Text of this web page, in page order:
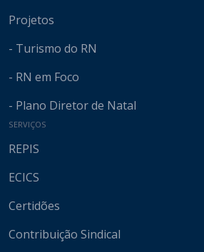
Projetos
- Turismo do RN
- RN em Foco
- Plano Diretor de Natal
SERVIÇOS
REPIS
ECICS
Certidões
Contribuição Sindical